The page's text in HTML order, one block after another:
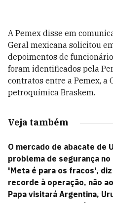
A Pemex disse em
Geral mexicana solicitou
depoimentos de
foram identificados pela
contratos entre a Pemex, a
petroquímica Braskem.
Veja também
O mercado de abacate de
problema de segurança no
'Meta é para os fracos',
recorde à operação, não
Papa visitará Argentina,